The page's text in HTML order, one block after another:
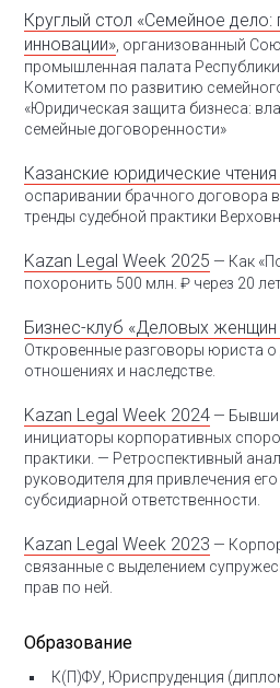
Круглый стол «Семейное дело:
инновации», организованный
промышленная палата
Комитетом по развитию
«Юридическая защита бизнеса:
семейные договоренности»
Казанские юридические
оспаривании брачного договора
тренды судебной практики
Kazan Legal Week 2025 — Как
похоронить 500 млн. ₽ через 20
Бизнес-клуб «Деловых женщин
Откровенные разговоры юриста о
отношениях и наследстве.
Kazan Legal Week 2024 —
инициаторы корпоративных
практики. — Ретроспективный
руководителя для привлечения
субсидиарной ответственности.
Kazan Legal Week 2023 —
связанные с выделением
прав по ней.
Образование
К(П)ФУ, Юриспруденция